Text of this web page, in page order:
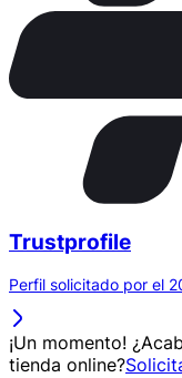
Trustprofile
Perfil solicitado por el
¡Un momento!
tienda online?